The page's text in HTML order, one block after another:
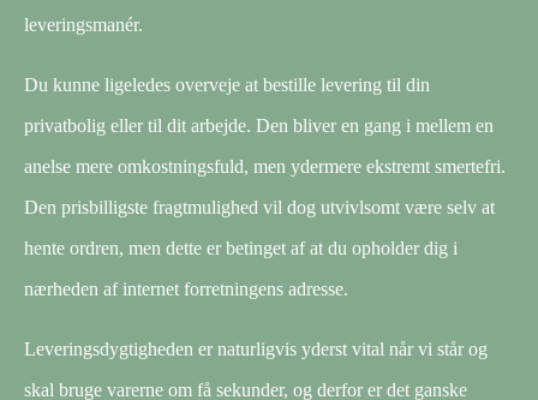
leveringsmanér.
Du kunne ligeledes overveje at bestille levering til din
privatbolig eller til dit arbejde. Den bliver en gang i mellem en
anelse mere omkostningsfuld, men ydermere ekstremt smertefri.
Den prisbilligste fragtmulighed vil dog utvivlsomt være selv at
hente ordren, men dette er betinget af at du opholder dig i
nærheden af internet forretningens adresse.
Leveringsdygtigheden er naturligvis yderst vital når vi står og
skal bruge varerne om få sekunder, og derfor er det ganske